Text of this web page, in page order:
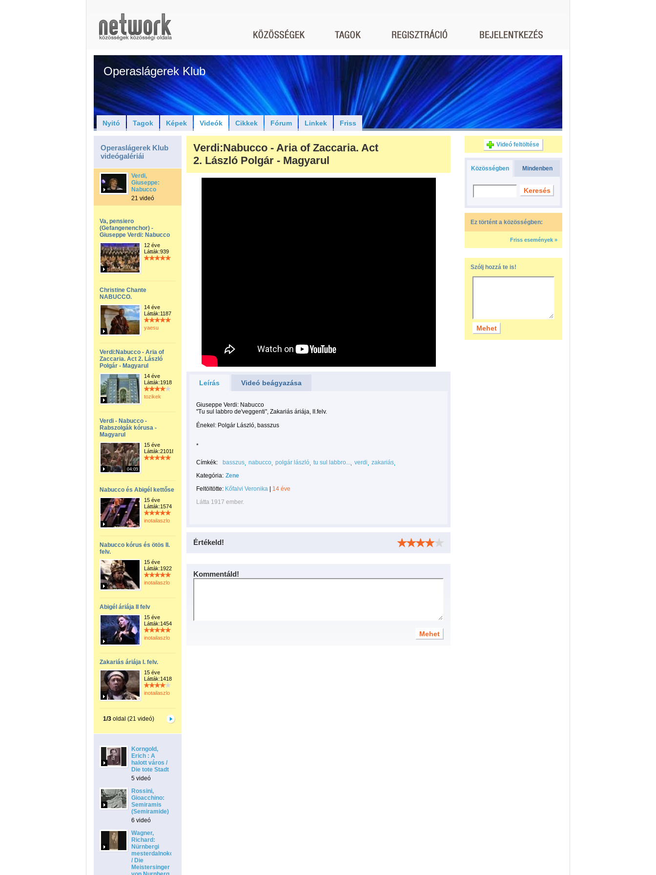
Operaslágerek Klub
Nyitó Tagok Képek Videók Cikkek Fórum Linkek Friss
Operaslágerek Klub
videógalériái
Verdi,
Giuseppe:
Nabucco
21 videó
Va, pensiero
(Gefangenenchor) -
Giuseppe Verdi: Nabucco
12 éve
Látták:939
Christine Chante
NABUCCO.
14 éve
Látták:1187
yaesu
Verdi:Nabucco - Aria of
Zaccaria. Act 2. László
Polgár - Magyarul
14 éve
Látták:1918
tozikek
Verdi - Nabucco -
Rabszolgák kórusa -
Magyarul
04:09
15 éve
Látták:21018
Nabucco és Abigél kettőse
15 éve
Látták:1574
inotailaszlo
Nabucco kórus és ötös II.
felv.
15 éve
Látták:1922
inotailaszlo
Abigél áriája II felv
15 éve
Látták:1454
inotailaszlo
Zakariás áriája I. felv.
15 éve
Látták:1418
inotailaszlo
1/3oldal (21 videó)
Korngold,
Erich : A
halott város /
Die tote Stadt
5 videó
Rossini,
Gioacchino:
Semiramis
(Semiramide)
6 videó
Wagner,
Richard:
Nürnbergi
mesterdalnokok
/ Die
Meistersinger
Verdi:Nabucco - Aria of Zaccaria. Act
2. László Polgár - Magyarul
Leírás Videó beágyazása
Giuseppe Verdi: Nabucco
"Tu sul labbro de'veggenti", Zakariás áriája, II.felv.
Énekel: Polgár László, basszus
*
Címkék: basszus nabucco polgár lászló tu sul labbro... verdi
zakariás
Kategória: Zene
Feltöltötte: Kőfalvi Veronika
14 éve
Látta 1917 ember.
Értékeld!
Kommentáld!
Videó feltöltése
Közösségben Mindenben
Ez történt a közösségben:
Friss események »
Szólj hozzá te is!